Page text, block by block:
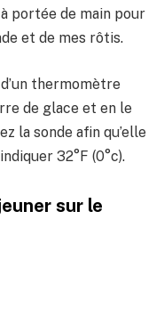
portée de main pour
et de mes rôtis.
thermomètre
de glace et en le
la sonde afin qu’elle
32°F (0°c).
sur le